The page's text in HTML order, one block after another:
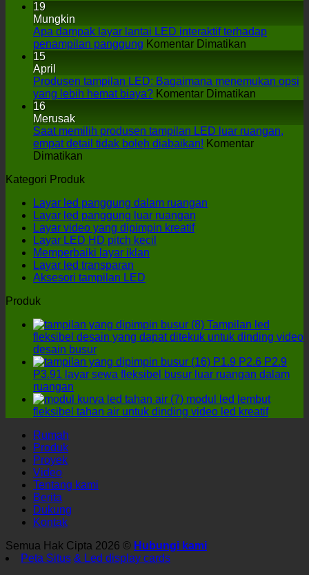
19
Mungkin
Apa dampak layar lantai LED interaktif terhadap
penampilan panggung Komentar Dimatikan
layar
lantai
terhadap
penampilan
15
April
Produsen tampilan LED: Bagaimana menemukan opsi
yang lebih hemat biaya? Komentar Dimatikan
LED:
16
Merusak
Saat memilih produsen tampilan LED luar ruangan,
empat detail tidak boleh diabaikan! Komentar
Dimatikan
memilih
tampilan
LED
luar
ruangan,
empat
detail
tidak
Kategori Produk
Layar led panggung dalam ruangan
Layar led panggung luar ruangan
Layar video yang dipimpin kreatif
Layar LED HD pitch kecil
Memperbaiki layar iklan
Layar led transparan
Aksesori tampilan LED
Produk
Tampilan led
fleksibel desain yang dapat ditekuk untuk dinding video
desain busur
P1.9 P2.6 P2.9
P3.91 layar sewa fleksibel busur luar ruangan dalam
ruangan
modul led lembut
fleksibel tahan air untuk dinding video led kreatif
Rumah
Produk
Proyek
Video
Tentang kami
Berita
Dukung
Kontak
Semua Hak Cipta 2026 © Hubungi kami
Peta Situs & Led display cards